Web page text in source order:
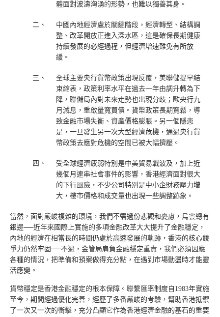
體面對波濤洶湧的形勢，也難以獨善其身。
二、
中國內地經濟處於關鍵階段，經濟轉型、結構調
整、改革開放正進入深水區，這是確保長期健康
持續發展的必經過程，但經濟增速難免有所放
緩。
三、
全球主要央行貨幣政策出現反覆，美聯儲提早結
束縮表，政策利率水平在過去一年由調升轉為下
降，聯儲局內對未來走勢也出現分歧；歐央行九
月減息，重啟量寬買債。貨幣政策長期寬鬆，導
致金融市場失衡、資產價格膨脹。另一個隱患
是，一旦發生另一次大型經濟危機，通過央行貨
幣政策去應對危機的空間已被大幅擠壓。
四、
受全球經濟疲弱特別是中美貿易戰波及，加上近
幾個月連串社會事件的影響，香港經濟面對很大
的下行風險，不少公司特別是中小企財務壓力增
大，樓市價格和成交量也出現一些調整跡象。
當然，面對嚴峻複雜的環境，我們不需過份悲觀和憂慮，烏雲總有
銀邊──近年來國際上實施的多項金融改革大大提升了金融穩定，
內地的經濟在相當長的時間仍處於高速發展的軌跡，香港的核心競
爭力仍然牢固──不過，金管局肩負金融穩定重責，我們必須因應
各種的情況，把準備和預案做得充分點，在遇到市場動盪時才能靈
活應變。
貨幣穩定是香港金融穩定的根本保障。聯繫匯率制度自1983年實施
至今，期間經過優化完善，經歷了多番嚴峻的考驗，幫助香港抵禦
了一次又一次的衝擊，充分凸顯它作為香港經濟金融的基石的重要